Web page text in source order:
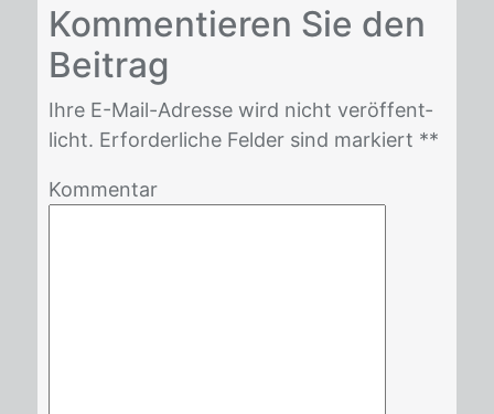
Kom­men­tie­ren Sie den
Bei­trag
Ihre E-Mail-Adres­se wird nicht ver­öf­fent­
licht. Er­for­der­li­che Fel­der sind mar­kiert **
Kommentar